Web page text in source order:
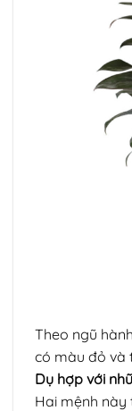
Theo ngũ
có màu đỏ và
Dụ hợp với
Hai mệnh